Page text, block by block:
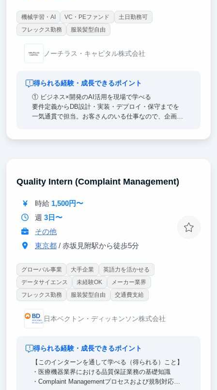
機械学習・AI VC・PEファンド
土日勤務可
フレックス勤務
服装髪型自由
ノーチラス・キャピタル株式会社
得られる経験・成長できるポイント
① ビジネス×開発のAI活用を現場で学べる
要件定義からDB設計・実装・デプロイ・保守までを
一気通貫で担当。お客さんのいる仕事なので、企画・
びているフェーズです。案件が増え、組織と仕組みが
れます。技術選定も価格設定も採用も、決まる瞬間に
立ち会える。将来自分で事業を持ちたい人には、これ
以上ない教材です。
Quality Intern (Complaint Management)
時給 1,500円〜
週 3日〜
その他
東京都/ 赤坂見附駅から徒歩5分
グローバル事業 大手企業
英語力を活かせる
データサイエンス
未経験OK
メーカー業界
フレックス勤務
服装髪型自由 交通費支給
日本ベクトン・ディッキンソン株式会社
得られる経験・成長できるポイント
【このインターンを通して学べる（得られる）こと】
・医療機器業界における品質保証業務の基礎知識
・Complaint Managementプロセスおよび規制対応の